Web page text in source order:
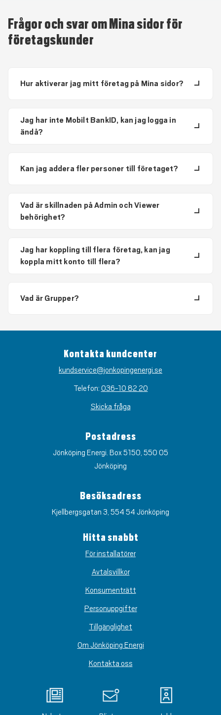
Frågor och svar om Mina sidor för
företagskunder
Hur aktiverar jag mitt företag på Mina sidor?
Jag har inte Mobilt BankID, kan jag logga in
ändå?
Kan jag addera fler personer till företaget?
Vad är skillnaden på Admin och Viewer
behörighet?
Jag har koppling till flera företag, kan jag
koppla mitt konto till flera?
Vad är Grupper?
Kontakta kundcenter
kundservice@jonkopingenergi.se
Telefon: 036-10 82 20
Skicka fråga
Postadress
Jönköping Energi. Box 5150, 550 05
Jönköping
Besöksadress
Kjellbergsgatan 3, 554 54 Jönköping
Hitta snabbt
För installatörer
Avtalsvillkor
Konsumenträtt
Personuppgifter
Tillgänglighet
Om Jönköping Energi
Kontakta oss